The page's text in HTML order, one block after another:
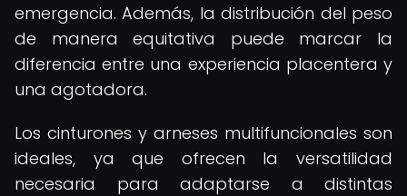
emergencia. Además, la distribución del peso
de manera equitativa puede marcar la
diferencia entre una experiencia placentera y
una agotadora.
Los cinturones y arneses multifuncionales son
ideales, ya que ofrecen la versatilidad
necesaria para adaptarse a distintas